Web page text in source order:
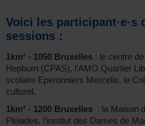
Voici les participant·e·s
sessions :
1km² - 1050 Bruxelles : le centre
Hepburn (CPAS), l’AMO Quartier
scolaire Eperonniers Mercelis, le
culturel.
1km² - 1200 Bruxelles : la Maison
Pléiades, l’institut des Dames de